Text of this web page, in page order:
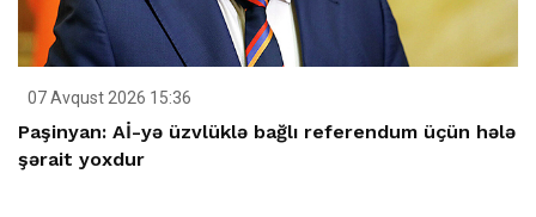
07 Avqust 2026 15:36
Paşinyan: Aİ-yə üzvlüklə bağlı referendum üçün hələ
şərait yoxdur